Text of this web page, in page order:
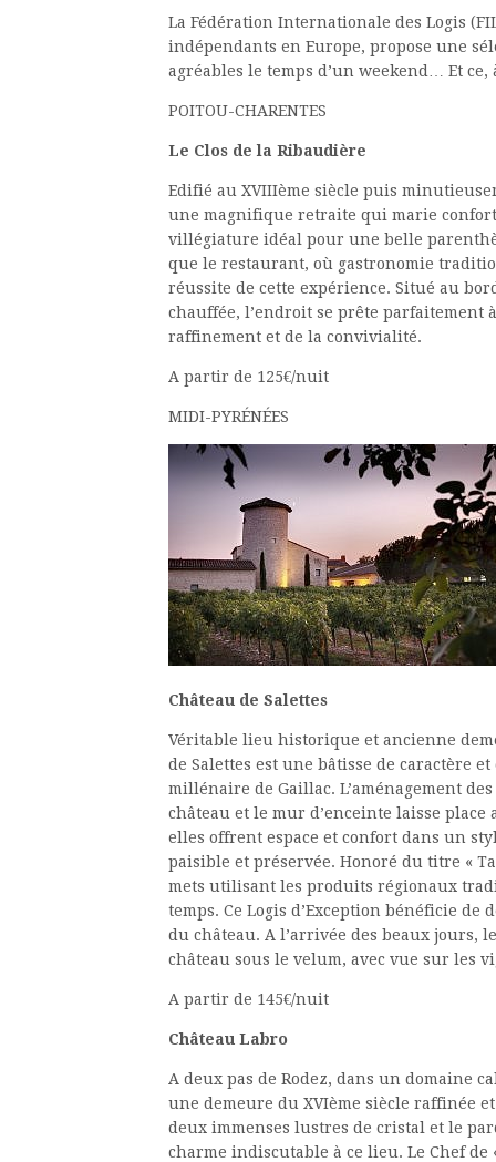
La Fédération Internationale des Logis
indépendants en Europe, propose une
agréables le temps d’un weekend… Et
POITOU-CHARENTES
Le Clos de la Ribaudière
Edifié au XVIIIème siècle puis
une magnifique retraite qui marie confort
villégiature idéal pour une belle
que le restaurant, où gastronomie
réussite de cette expérience. Situé au
chauffée, l’endroit se prête parfaitement
raffinement et de la convivialité.
A partir de 125€/nuit
MIDI-PYRÉNÉES
Château de Salettes
Véritable lieu historique et ancienne
de Salettes est une bâtisse de caractère
millénaire de Gaillac. L’aménagement
château et le mur d’enceinte laisse
elles offrent espace et confort dans un
paisible et préservée. Honoré du titre «
mets utilisant les produits régionaux
temps. Ce Logis d’Exception bénéficie
du château. A l’arrivée des beaux jours,
château sous le velum, avec vue sur les
A partir de 145€/nuit
Château Labro
A deux pas de Rodez, dans un domaine
une demeure du XVIème siècle raffinée
deux immenses lustres de cristal et le
charme indiscutable à ce lieu. Le Chef de